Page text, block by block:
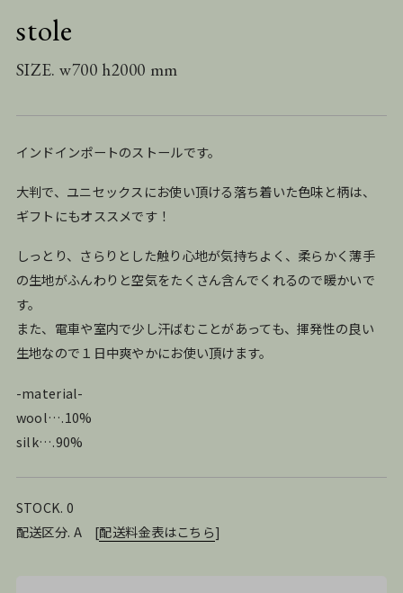
stole
SIZE. w700 h2000 mm
インドインポートのストールです。
大判で、ユニセックスにお使い頂ける落ち着いた色味と柄は、
ギフトにもオススメです！
しっとり、さらりとした触り心地が気持ちよく、柔らかく薄手
の生地がふんわりと空気をたくさん含んでくれるので暖かいで
す。
また、電車や室内で少し汗ばむことがあっても、揮発性の良い
生地なので１日中爽やかにお使い頂けます。
-material-
wool….10%
silk….90%
STOCK. 0
配送区分. A [配送料金表はこちら]